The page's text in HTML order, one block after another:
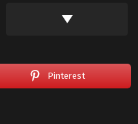
Pinterest